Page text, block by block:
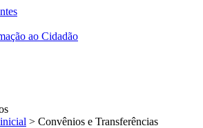
ao Cidadão
> Convênios e Transferências